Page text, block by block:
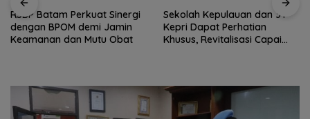
RSBP Batam Perkuat Sinergi
dengan BPOM demi Jamin
Keamanan dan Mutu Obat
Sekolah Kepulauan dan 3T
Kepri Dapat Perhatian
Khusus, Revitalisasi Capai